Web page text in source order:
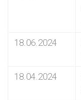
18.06.2024
18.04.2024